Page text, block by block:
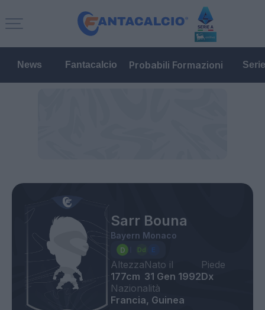
News Fantacalcio Probabili Formazioni
Sarr Bouna
Bayern Monaco
Altezza
177cm
Nato il
31 Gen 1992
Piede
Dx
Nazionalità
Francia, Guinea